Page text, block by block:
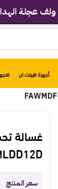
أجهزة البيلت ان
سعر المنتج